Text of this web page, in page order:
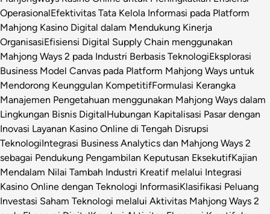
OperasionalEfektivitas Tata Kelola Informasi pada Platform
Mahjong Kasino Digital dalam Mendukung Kinerja
OrganisasiEfisiensi Digital Supply Chain menggunakan
Mahjong Ways 2 pada Industri Berbasis TeknologiEksplorasi
Business Model Canvas pada Platform Mahjong Ways untuk
Mendorong Keunggulan KompetitifFormulasi Kerangka
Manajemen Pengetahuan menggunakan Mahjong Ways dalam
Lingkungan Bisnis DigitalHubungan Kapitalisasi Pasar dengan
Inovasi Layanan Kasino Online di Tengah Disrupsi
TeknologiIntegrasi Business Analytics dan Mahjong Ways 2
sebagai Pendukung Pengambilan Keputusan EksekutifKajian
Mendalam Nilai Tambah Industri Kreatif melalui Integrasi
Kasino Online dengan Teknologi InformasiKlasifikasi Peluang
Investasi Saham Teknologi melalui Aktivitas Mahjong Ways 2